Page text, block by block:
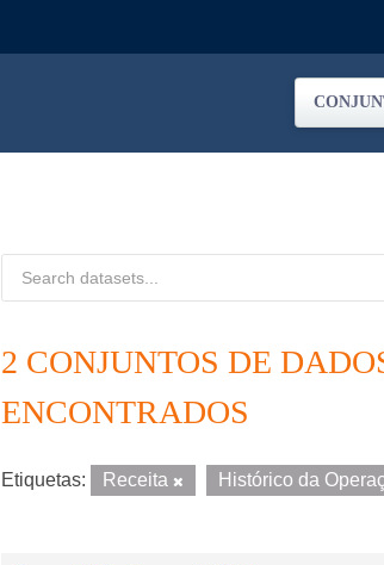
2 CONJUNTOS DE
ENCONTRADOS
Etiquetas: Receita Histórico da